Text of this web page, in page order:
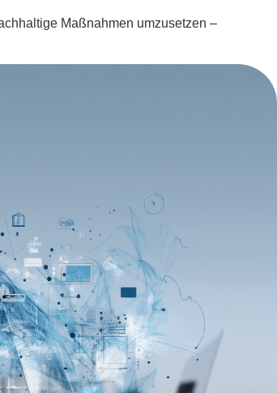
Maßnahmen umzusetzen –